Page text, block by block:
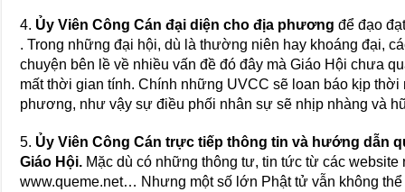
4. Ủy Viên Công Cán đại diện cho địa phương để đạo
. Trong những đại hội, dù là thường niên hay khoáng đại,
chuyện bên lề về nhiều vấn đề đó đây mà Giáo Hội chưa
mất thời gian tính. Chính những UVCC sẽ loan báo kịp
phương, như vậy sự điều phối nhân sự sẽ nhịp nhàng và
5. Ủy Viên Công Cán trực tiếp thông tin và hướng dẫn
Giáo Hội. Mặc dù có những thông tư, tin tức từ các website
www.queme.net… Nhưng một số lớn Phật tử vẫn không